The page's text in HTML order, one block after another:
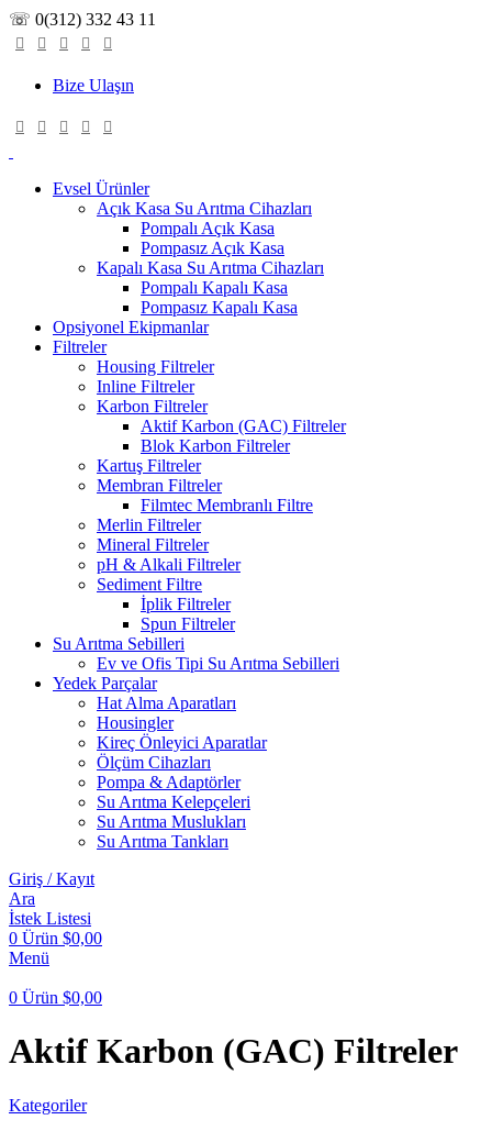
☏ 0(312) 332 43 11
Bize Ulaşın
Evsel Ürünler
Açık Kasa Su Arıtma Cihazları
Pompalı Açık Kasa
Pompasız Açık Kasa
Kapalı Kasa Su Arıtma Cihazları
Pompalı Kapalı Kasa
Pompasız Kapalı Kasa
Opsiyonel Ekipmanlar
Filtreler
Housing Filtreler
Inline Filtreler
Karbon Filtreler
Aktif Karbon (GAC) Filtreler
Blok Karbon Filtreler
Kartuş Filtreler
Membran Filtreler
Filmtec Membranlı Filtre
Merlin Filtreler
Mineral Filtreler
pH & Alkali Filtreler
Sediment Filtre
İplik Filtreler
Spun Filtreler
Su Arıtma Sebilleri
Ev ve Ofis Tipi Su Arıtma Sebilleri
Yedek Parçalar
Hat Alma Aparatları
Housingler
Kireç Önleyici Aparatlar
Ölçüm Cihazları
Pompa & Adaptörler
Su Arıtma Kelepçeleri
Su Arıtma Muslukları
Su Arıtma Tankları
Giriş / Kayıt
Ara
İstek Listesi
0 Ürün $0,00
Menü
0 Ürün $0,00
Aktif Karbon (GAC) Filtreler
Kategoriler